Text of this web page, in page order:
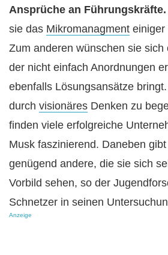
Ansprüche an Führungskräfte.
sie das Mikromanagment einiger
Zum anderen wünschen sie sich
der nicht einfach Anordnungen
ebenfalls Lösungsansätze
durch visionäres Denken zu
finden viele erfolgreiche
Musk faszinierend. Daneben
genügend andere, die sie sich
Vorbild sehen, so der
Schnetzer in seinen
Anzeige